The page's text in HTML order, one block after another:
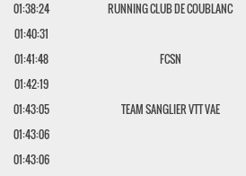
01:38:24
RUNNING CLUB DE COUBLANC
01:40:31
01:41:48
FCSN
01:42:19
01:43:05
TEAM SANGLIER VTT VAE
01:43:06
01:43:06